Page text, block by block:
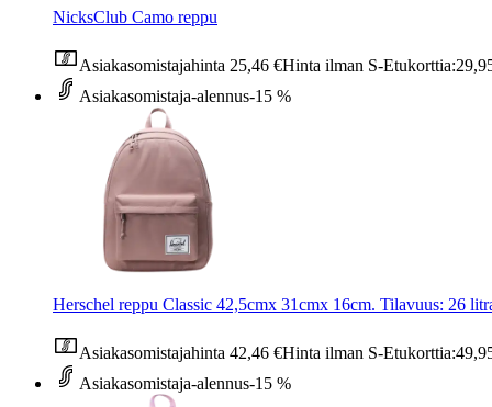
NicksClub Camo reppu
Asiakasomistajahinta 25,46 €Hinta ilman S-Etukorttia:
Asiakasomistaja-alennus-15 %
Herschel reppu Classic 42,5cmx 31cmx 16cm. Tilavuus: 26
Asiakasomistajahinta 42,46 €Hinta ilman S-Etukorttia:
Asiakasomistaja-alennus-15 %